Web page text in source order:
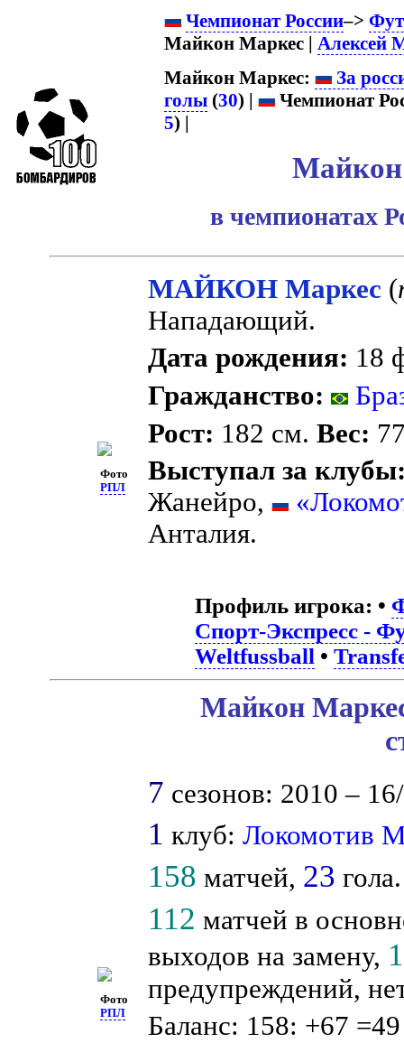
Чемпионат России–>
Майкон Маркес | Алексей
Майкон Маркес:
За
голы (30) |
Чемпионат
5) |
в чемпионатах
Фото
РПЛ
МАЙКОН Маркес (
Нападающий.
Дата рождения: 18
Гражданство:
Рост: 182 см.Вес:
Выступал за
Жанейро,
Анталия.
Профиль игрока: •
Спорт-Экспресс -
Weltfussball •
Фото
РПЛ
Майкон
7 сезонов: 2010 –
1 клуб:Локомотив
158 матчей, 23 гола.
112 матчей в
выходов на замену,
предупреждений,
Баланс: 158: +67